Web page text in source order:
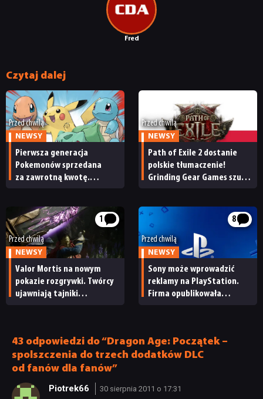
Fred
Czytaj dalej
Przed chwilą
NEWSY
Pierwsza generacja
Pokemonów sprzedana
za zawrotną kwotę.
kolekcjonerskim
Przed chwilą
NEWSY
Path of Exile 2 dostanie
polskie tłumaczenie!
Grinding Gear Games szuka
1
Przed chwilą
NEWSY
Valor Mortis na nowym
pokazie rozgrywki. Twórcy
ujawniają tajniki
8
Przed chwilą
NEWSY
Sony może wprowadzić
reklamy na PlayStation.
Firma opublikowała
43 odpowiedzi do “Dragon Age: Początek –
spolszczenia do trzech dodatków DLC
od fanów dla fanów”
Piotrek66 30 sierpnia 2011 o 17:31